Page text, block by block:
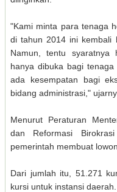
"Kami minta para tenaga
di tahun 2014 ini kembali
Namun, tentu syaratnya
hanya dibuka bagi
ada kesempatan bagi
bidang administrasi,"
Menurut Peraturan
dan Reformasi
pemerintah membuat
Dari jumlah itu, 51.271
kursi untuk instansi daerah.